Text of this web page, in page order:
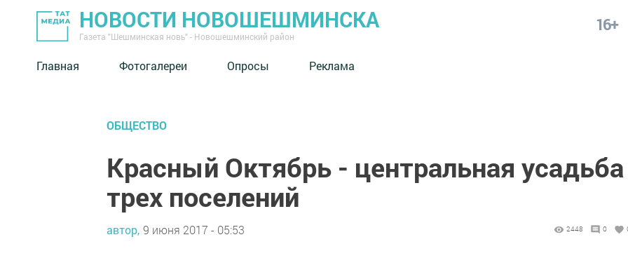
НОВОСТИ НОВОШЕШМИНСКА
Газета "Шешминская новь" - Новошешминский район
16+
Главная Фотогалереи Опросы Реклама
ОБЩЕСТВО
Красный Октябрь - центральная усадьба
трех поселений
автор, 9 июня 2017 - 05:53 2448 0